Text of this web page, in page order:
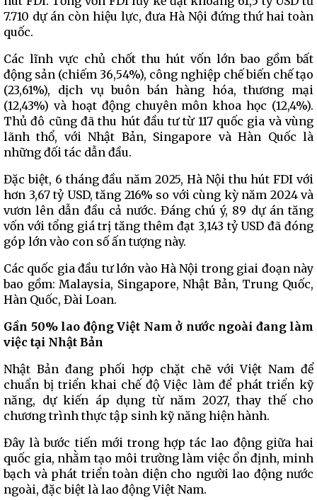
7.710 dự án còn hiệu lực, đưa Hà Nội đứng thứ hai toàn
quốc.
Các lĩnh vực chủ chốt thu hút vốn lớn bao gồm bất
động sản (chiếm 36,54%), công nghiệp chế biến chế tạo
(23,61%), dịch vụ buôn bán hàng hóa, thương mại
(12,43%) và hoạt động chuyên môn khoa học (12,4%).
Thủ đô cũng đã thu hút đầu tư từ 117 quốc gia và vùng
lãnh thổ, với Nhật Bản, Singapore và Hàn Quốc là
những đối tác dẫn đầu.
Đặc biệt, 6 tháng đầu năm 2025, Hà Nội thu hút FDI với
hơn 3,67 tỷ USD, tăng 216% so với cùng kỳ năm 2024 và
vươn lên dẫn đầu cả nước. Đáng chú ý, 89 dự án tăng
vốn với tổng giá trị tăng thêm đạt 3,143 tỷ USD đã đóng
góp lớn vào con số ấn tượng này.
Các quốc gia đầu tư lớn vào Hà Nội trong giai đoạn này
bao gồm: Malaysia, Singapore, Nhật Bản, Trung Quốc,
Hàn Quốc, Đài Loan.
Gần 50% lao động Việt Nam ở nước ngoài đang làm
việc tại Nhật Bản
Nhật Bản đang phối hợp chặt chẽ với Việt Nam để
chuẩn bị triển khai chế độ Việc làm để phát triển kỹ
năng, dự kiến áp dụng từ năm 2027, thay thế cho
chương trình thực tập sinh kỹ năng hiện hành.
Đây là bước tiến mới trong hợp tác lao động giữa hai
quốc gia, nhằm tạo môi trường làm việc ổn định, minh
bạch và phát triển toàn diện cho người lao động nước
ngoài, đặc biệt là lao động Việt Nam.